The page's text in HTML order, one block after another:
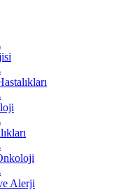
Alerji